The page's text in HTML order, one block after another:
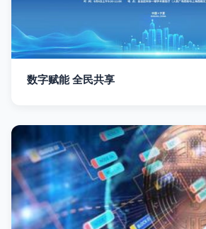
数字赋能 全民共享